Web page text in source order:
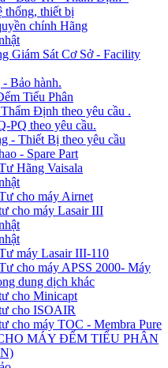
thống, thiết bị
chính Hãng
Giám Sát Cơ Sở - Facility
Bảo hành.
Tiểu Phân
Định theo yêu cầu .
PQ theo yêu cầu.
- Thiết Bị theo yêu cầu
- Spare Part
Hãng Vaisala
cho máy Airnet
cho máy Lasair III
máy Lasair III-110
cho máy APSS 2000- Máy
dung dịch khác
cho Minicapt
cho ISOAIR
cho máy TOC - Membra Pure
MÁY ĐẾM TIỂU PHÂN